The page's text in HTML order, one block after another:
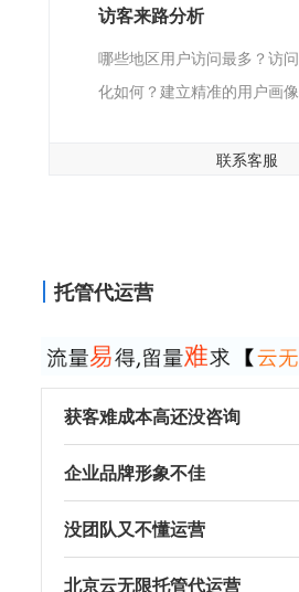
访客来路分析
哪些地区用户访问最多？访
化如何？建立精准的用户画
联系客服
托管代运营
获客难成本高还没咨询
企业品牌形象不佳
没团队又不懂运营
北京云无限托管代运营